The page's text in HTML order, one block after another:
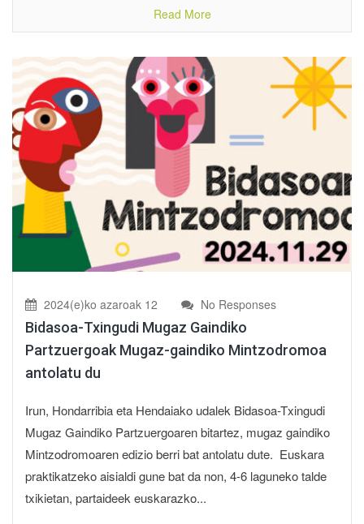
Read More
2024(e)ko azaroak 12 No Responses
Bidasoa-Txingudi Mugaz Gaindiko
Partzuergoak Mugaz-gaindiko Mintzodromoa
antolatu du
Irun, Hondarribia eta Hendaiako udalek Bidasoa-Txingudi
Mugaz Gaindiko Partzuergoaren bitartez, mugaz gaindiko
Mintzodromoaren edizio berri bat antolatu dute. Euskara
praktikatzeko aisialdi gune bat da non, 4-6 laguneko talde
txikietan, partaideek euskarazko...